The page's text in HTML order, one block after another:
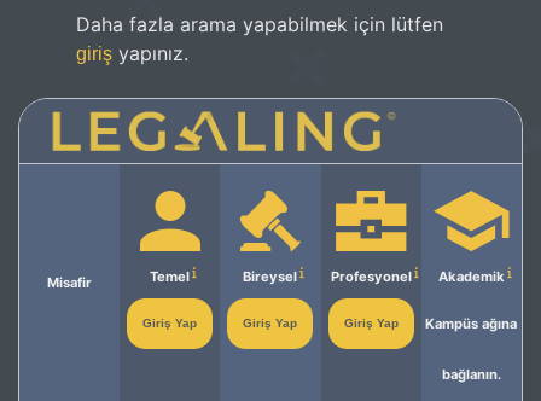
Daha fazla arama yapabilmek için lütfen
giriş yapınız.
Misafir Temel
Giriş Yap
Bireysel
Giriş Yap
Profesyonel
Giriş Yap
Akademik
Kampüs ağına
bağlanın.